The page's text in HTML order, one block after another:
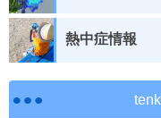
熱中症情報